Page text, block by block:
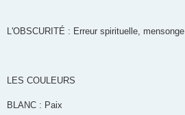
L'OBSCURITÉ : Erreur spirituelle, mensonge
LES COULEURS
BLANC : Paix